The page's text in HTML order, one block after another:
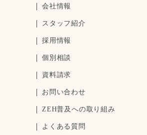
会社情報
スタッフ紹介
採用情報
個別相談
資料請求
お問い合わせ
ZEH普及への取り組み
よくある質問